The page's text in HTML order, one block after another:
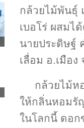
กล้วยไม้พันธุ์
เบอโร่ ผสมไ
นายประดิษฐ์
เลื่อม อ.เมือง
กล้วยไม้ห
ให้กลิ่นหอมรั
ในโลกนี้ ดอก